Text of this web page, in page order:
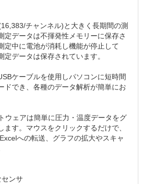
チャンネル)と大きく長期間の測
定データは不揮発性メモリーに保存さ
定中に電池が消耗し機能が停止して
定データは保存されています。
ケーブルを使用しパソコンに短時間
ドでき、各種のデータ解析が簡単にお
ウェアは簡単に圧力・温度データをグ
ます。マウスをクリックするだけで、
への転送、グラフの拡大やスキャ
ンサ